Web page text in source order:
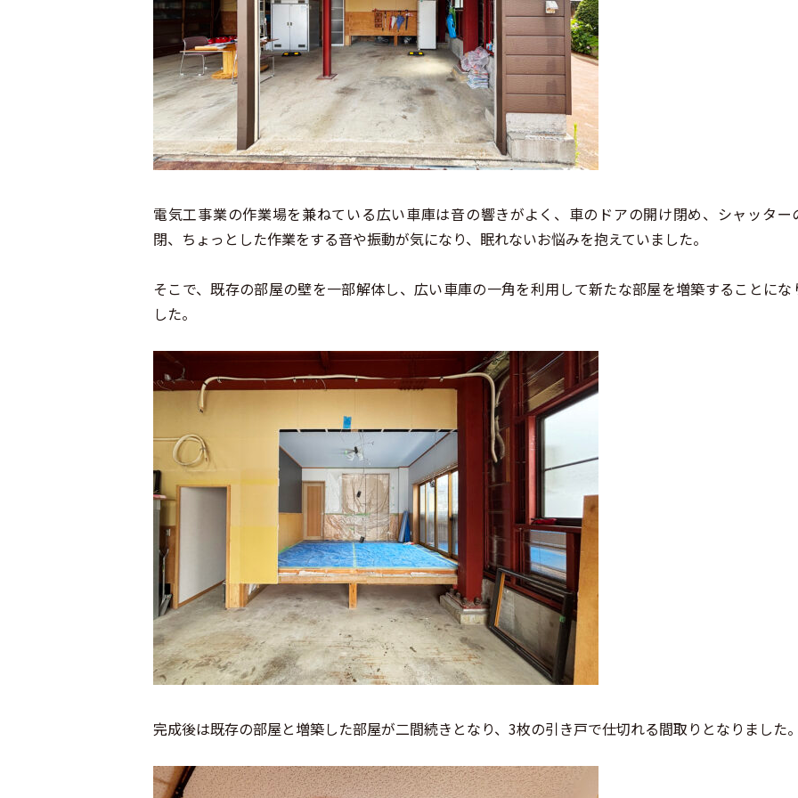
電気工事業の作業場を兼ねている広い車庫は音の響きがよく、車のドアの開け閉め、シャッター
閉、ちょっとした作業をする音や振動が気になり、眠れないお悩みを抱えていました。
そこで、既存の部屋の壁を一部解体し、広い車庫の一角を利用して新たな部屋を増築することにな
した。
完成後は既存の部屋と増築した部屋が二間続きとなり、 3枚の引き戸で仕切れる間取りとなりました。